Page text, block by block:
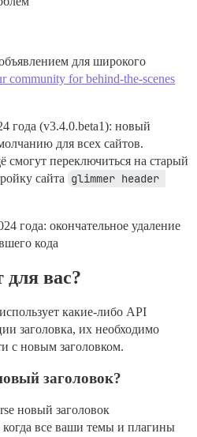
для широкого
community for behind-the-scenes
года (v3.4.0.beta1): новый
для всех сайтов.
смогут переключиться на старый
сайта glimmer header
года: окончательное удаление
кода
для вас?
какие-либо API
заголовка, их необходимо
с новым заголовком.
заголовок?
новый заголовок
когда все ваши темы и плагины